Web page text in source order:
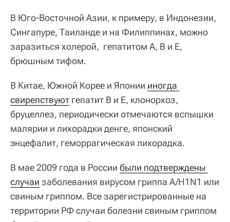
В Юго‑Восточной Азии, к примеру, в Индонезии,
Сингапуре, Таиланде и на Филиппинах, можно
заразиться холерой, гепатитом А, В и Е,
брюшным тифом.
В Китае, Южной Корее и Японии иногда
свирепствуют гепатит В и Е, клонорхоз,
бруцеллез, периодически отмечаются вспышки
малярии и лихорадки денге, японский
энцефалит, геморрагическая лихорадка.
В мае 2009 года в России были подтверждены
случаи заболевания вирусом гриппа A/H1N1 или
свиным гриппом. Все зарегистрированные на
территории РФ случаи болезни свиным гриппом